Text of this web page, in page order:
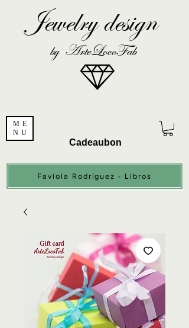
ME
NU
Jewelry design
by ArteLocoFab
Cadeaubon
Faviola Rodríguez - Libros